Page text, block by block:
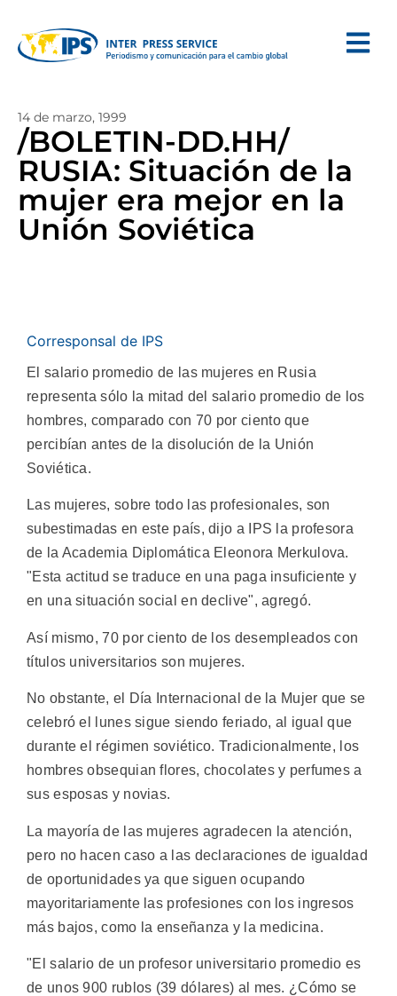
14 de marzo, 1999
/BOLETIN-DD.HH/
RUSIA: Situación de la
mujer era mejor en la
Unión Soviética
Corresponsal de IPS
El salario promedio de las mujeres en Rusia
representa sólo la mitad del salario promedio de los
hombres, comparado con 70 por ciento que
percibían antes de la disolución de la Unión
Soviética.
Las mujeres, sobre todo las profesionales, son
subestimadas en este país, dijo a IPS la profesora
de la Academia Diplomática Eleonora Merkulova.
"Esta actitud se traduce en una paga insuficiente y
en una situación social en declive", agregó.
Así mismo, 70 por ciento de los desempleados con
títulos universitarios son mujeres.
No obstante, el Día Internacional de la Mujer que se
celebró el lunes sigue siendo feriado, al igual que
durante el régimen soviético. Tradicionalmente, los
hombres obsequian flores, chocolates y perfumes a
sus esposas y novias.
La mayoría de las mujeres agradecen la atención,
pero no hacen caso a las declaraciones de igualdad
de oportunidades ya que siguen ocupando
mayoritariamente las profesiones con los ingresos
más bajos, como la enseñanza y la medicina.
"El salario de un profesor universitario promedio es
de unos 900 rublos (39 dólares) al mes. ¿Cómo se